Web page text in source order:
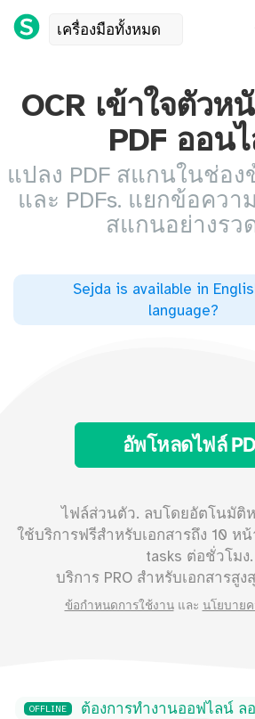
เครื่องมือทั้งหมด
OCR เข้าใจตัวห
PDF ออน
แปลง PDF สแกนในช่อ
และ PDFs. แยกข้อควา
สแกนอย่างรว
Sejda is available in
language?
อัพโหลดไฟล์
ไฟล์ส่วนตัว. ลบโดยอัตโนมัติ
ใช้บริการฟรีสำหรับเอกสารถึง 10 หน้
tasks ต่อชั่วโมง.
บริการ PRO สำหรับเอกสารสูง
ข้อกำหนดการใช้งานและ นโยบาย
OFFLINE ต้องการทำงานออฟไลน์ ล